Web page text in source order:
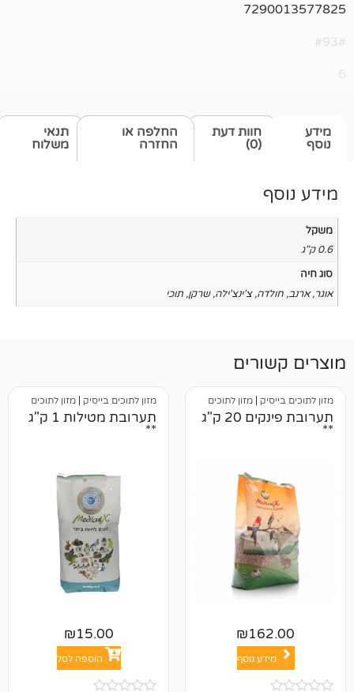
תנאי
משלוח
חוות דעת
החלפה או
החזרה
צ'ינצ'ילה,שרקן,תוכי
מזון לתוכים
תערובת פינקים 20 ק"ג
מזון לתוכים בייסיק מזון לתוכים
תערובת מטילות 1 ק"ג